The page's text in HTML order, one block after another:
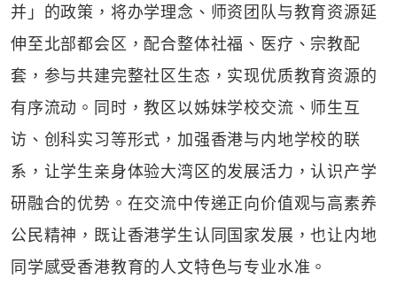
并」的政策，将办学理念、师资团队与教育资源延
伸至北部都会区，配合整体社福、医疗、宗教配
套，参与共建完整社区生态，实现优质教育资源的
有序流动。同时，教区以姊妹学校交流、师生互
访、创科实习等形式，加强香港与内地学校的联
系，让学生亲身体验大湾区的发展活力，认识产学
研融合的优势。在交流中传递正向价值观与高素养
公民精神，既让香港学生认同国家发展，也让内地
同学感受香港教育的人文特色与专业水准。